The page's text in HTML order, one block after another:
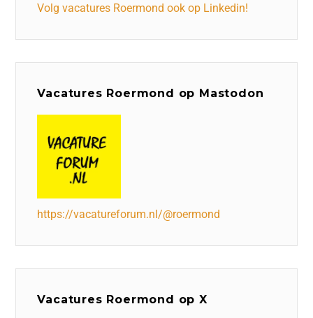
Volg vacatures Roermond ook op Linkedin!
Vacatures Roermond op Mastodon
https://vacatureforum.nl/@roermond
Vacatures Roermond op X